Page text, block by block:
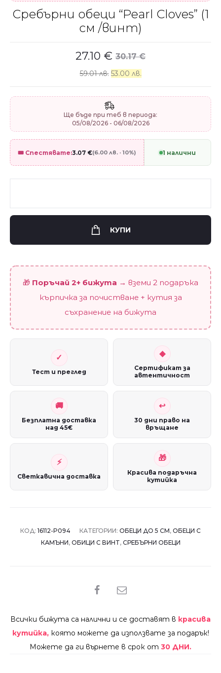
Сребърни обеци “Pearl Cloves” (1
см /винт)
30.17€
27.10 €
59.01 лв. 53.00 лв.
Ще бъде при теб в периода:
05/08/2026 - 06/08/2026
🎟️ Спестявате:3.07 €(6.00 лв. · 10%) 1 налични
КУПИ
🎁 Поръчай 2+ бижута → вземи 2 подаръка
кърпичка за почистване + кутия за
съхранение на бижута
Тест и преглед
Сертификат за
автентичност
Безплатна доставка
над 45€
30 дни право на
връщане
Светкавична доставка
Красива подаръчна
кутийка
КОД: 16112-P094 КАТЕГОРИИ: ОБЕЦИ ДО 5 СМ, ОБЕЦИ С
КАМЪНИ, ОБИЦИ С ВИНТ, СРЕБЪРНИ ОБЕЦИ
SHARE
Всички бижута са налични и се доставят в красива
кутийка, която можете да използвате за подарък!
Можете да ги върнете в срок от 30 ДНИ.